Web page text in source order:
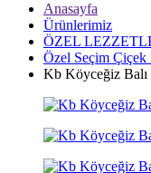
Anasayfa
Ürünlerimiz
ÖZEL
Özel Seçim Çiçek
Kb Köyceğiz Balı